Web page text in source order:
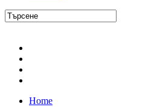
Home